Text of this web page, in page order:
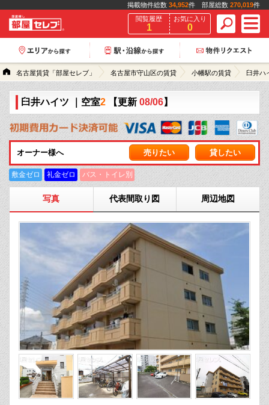
掲載物件総数 34,952件 部屋総数 270,019件
閲覧履歴
1
お気に入り
0
名古屋賃貸「部屋セレブ」 名古屋市守山区の賃貸 小幡駅の賃貸 臼井ハ
臼井ハイツ ｜空室2 【更新 08/06】
オーナー様へ 売りたい 貸したい
敷金ゼロ 礼金ゼロ バス・トイレ別
写真 代表間取り図 周辺地図